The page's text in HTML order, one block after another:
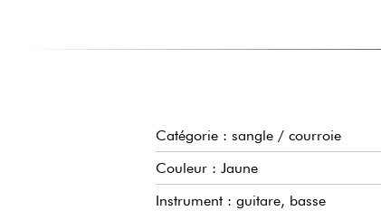
Catégorie : sangle / courroie
Couleur : Jaune
Instrument : guitare, basse